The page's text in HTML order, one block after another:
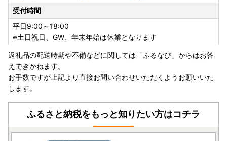
ご寄附をいただいた皆様のご負担を軽減するために、
スマホのみで申請を完結できるアプリ「IAM(アイアム)」が
登場しました！
IAMを使用して申請すると、申請書の記入＆郵送が不要。
署名や書類添付、ポスト投函など手間のかかる手続きを大幅
にスキップできます♪
※従来通りの「オンライン申請」「書類郵送による申請」も
引き続きご利用可能です。
受付時間
平日9:00～18:00
※土日祝日、GW、年末年始は休業となります
返礼品の配送時期や不備などに関しては「ふるなび」からはお答
えできかねます。
お手数ですが上記より直接お問い合わせいただくようお願いいた
します。
ふるさと納税をもっと知りたい方はコチラ